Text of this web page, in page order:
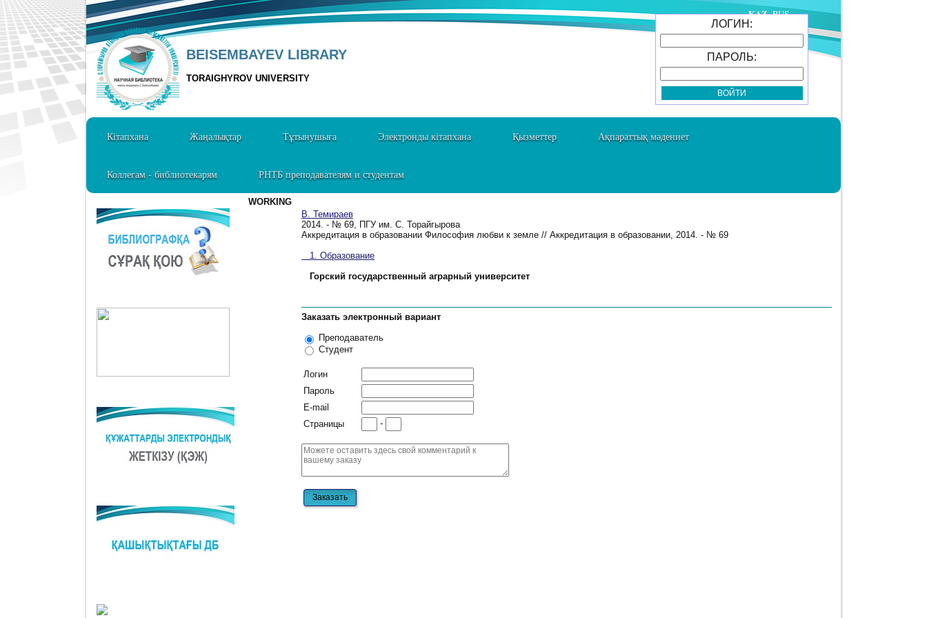
BEISEMBAYEV LIBRARY
TORAIGHYROV UNIVERSITY
ЛОГИН:
ПАРОЛЬ:
KAZ RUS
Кітапхана Жаңалықтар Тұтынушыға Электронды кітапхана Қызметтер Ақпараттық мәдениет
Коллегам - библиотекарям РНТБ преподавателям и студентам
WORKING
В. Темираев
2014. - № 69, ПГУ им. С. Торайгырова
Аккредитация в образовании Философия любви к земле // Аккредитация в образовании, 2014. - № 69
1. Образование
Горский государственный аграрный университет
Заказать электронный вариант
Преподаватель
Студент
Логин
Пароль
E-mail
Страницы
-